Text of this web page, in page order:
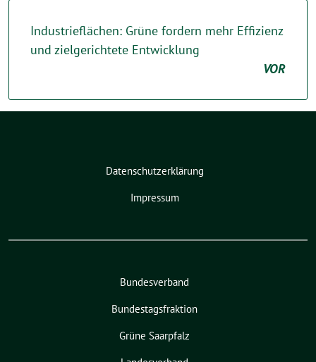
Industrieflächen: Grüne fordern mehr Effizienz
und zielgerichtete Entwicklung
VOR
Datenschutzerklärung
Impressum
Bundesverband
Bundestagsfraktion
Grüne Saarpfalz